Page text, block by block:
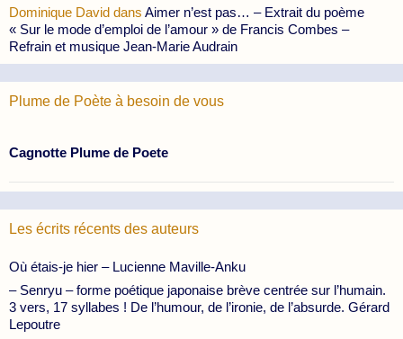
Dominique David dans Aimer n’est pas… – Extrait du poème
« Sur le mode d’emploi de l’amour » de Francis Combes –
Refrain et musique Jean-Marie Audrain
Plume de Poète à besoin de vous
Cagnotte Plume de Poete
Les écrits récents des auteurs
Où étais-je hier – Lucienne Maville-Anku
– Senryu – forme poétique japonaise brève centrée sur l’humain.
3 vers, 17 syllabes ! De l’humour, de l’ironie, de l’absurde. Gérard
Lepoutre